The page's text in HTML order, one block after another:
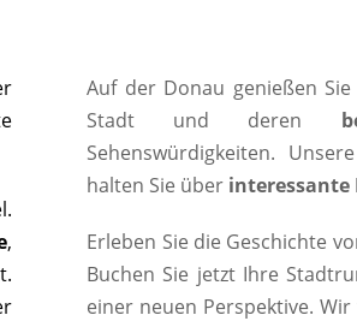
,
Auf der Donau genießen
Stadt und deren
Sehenswürdigkeiten.
halten Sie über interessante
Erleben Sie die Geschichte
Buchen Sie jetzt Ihre
einer neuen Perspektive.